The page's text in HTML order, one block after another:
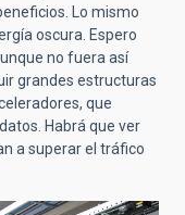
Lo mismo
oscura. Espero
no fuera así
grandes estructuras
que
Habrá que ver
a superar el tráfico